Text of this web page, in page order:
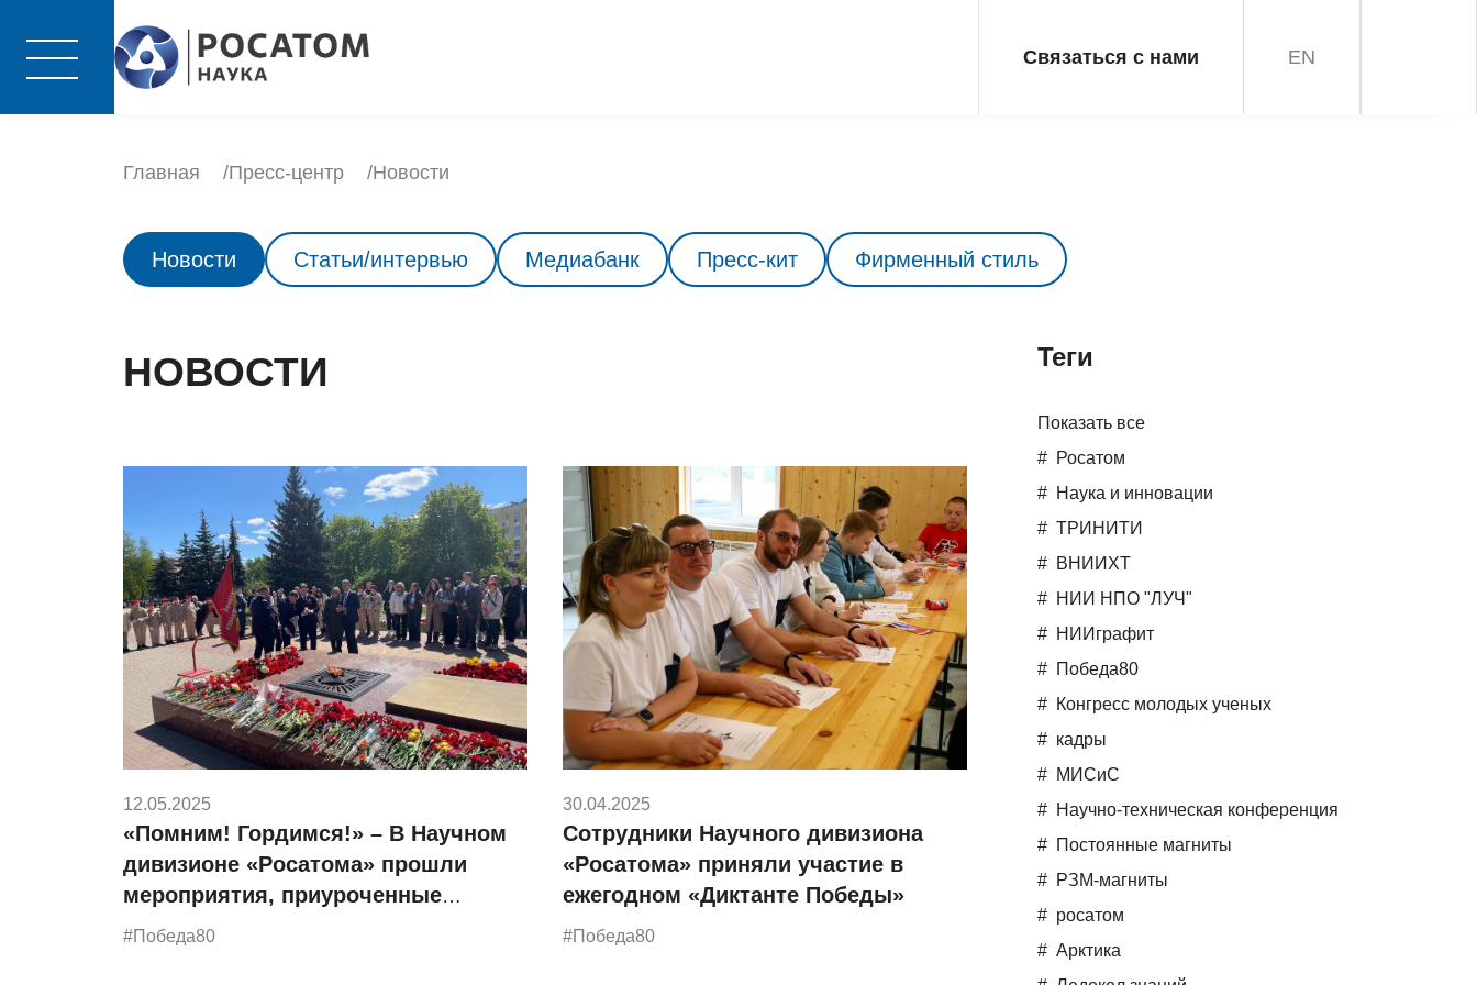
Связаться с нами EN
Главная Пресс-центр Новости
Новости Статьи/интервью Медиабанк Пресс-кит Фирменный стиль
НОВОСТИ
12.05.2025
«Помним! Гордимся!» – В Научном
дивизионе «Росатома» прошли
мероприятия, приуроченные
к празднованию Дня Победы
#Победа80
30.04.2025
Сотрудники Научного дивизиона
«Росатома» приняли участие в
ежегодном «Диктанте Победы»
#Победа80
Teги
Показать все
Росатом
Наука и инновации
ТРИНИТИ
ВНИИХТ
НИИ НПО "ЛУЧ"
НИИграфит
Победа80
Конгресс молодых ученых
кадры
МИСиС
Научно-техническая конференция
Постоянные магниты
РЗМ-магниты
росатом
Арктика